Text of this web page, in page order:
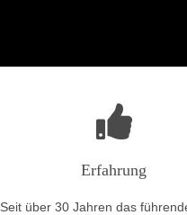
Erfahrung
Seit über 30 Jahren das